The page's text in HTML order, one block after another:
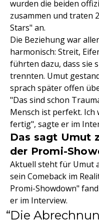
wurden die beiden
zusammen und traten
Stars" an.
Die Beziehung war
harmonisch: Streit,
führten dazu, dass sie
trennten. Umut
sprach später offen
"Das sind schon
Mensch ist perfekt. Ich
fertig", sagte er im
Das sagt Umut
der Promi-
Aktuell steht für Umut
sein Comeback im
Promi-Showdown"
er im Interview.
Die